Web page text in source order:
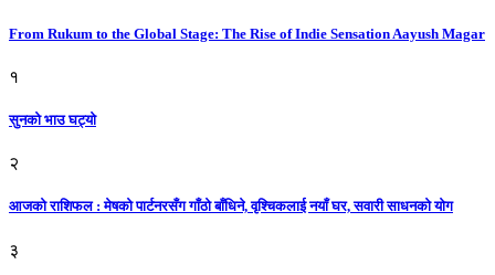
From Rukum to the Global Stage: The Rise of Indie Sensation Aayush Magar
१
सुनको भाउ घट्याे
२
आजको राशिफल : मेषको पार्टनरसँग गाँठो बाँधिने, वृश्चिकलाई नयाँ घर, सवारी साधनकाे याेग
३